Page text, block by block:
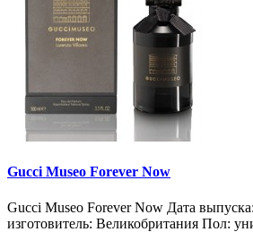
Gucci Museo Forever Now
Gucci Museo Forever Now Дата
изготовитель: Великобритания Пол: